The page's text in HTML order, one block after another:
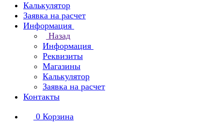
Калькулятор
Заявка на расчет
Информация
Назад
Информация
Реквизиты
Магазины
Калькулятор
Заявка на расчет
Контакты
0 Корзина